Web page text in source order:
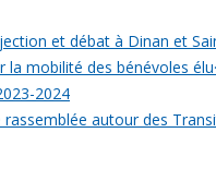
et débat à Dinan et
mobilité des bénévoles
2024
autour des